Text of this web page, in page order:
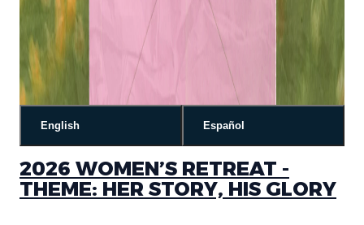
English Español
2026 WOMEN’S RETREAT -
THEME: HER STORY, HIS GLORY